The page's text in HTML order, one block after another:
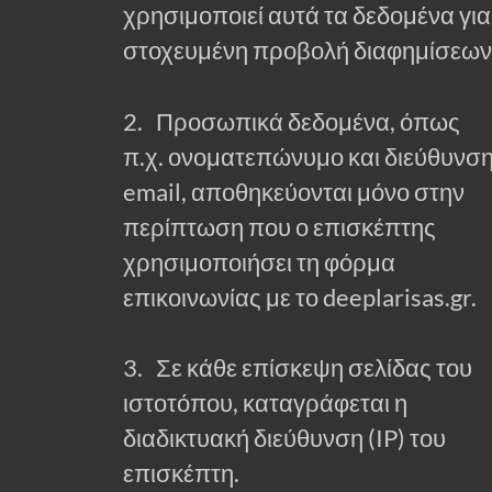
χρησιμοποιεί αυτά τα δεδομένα για
στοχευμένη προβολή
2. Προσωπικά δεδομένα, όπως
π.χ. ονοματεπώνυμο και
email, αποθηκεύονται μόνο στην
περίπτωση που ο επισκέπτης
χρησιμοποιήσει τη φόρμα
επικοινωνίας με το deeplarisas.gr.
3. Σε κάθε επίσκεψη σελίδας του
ιστοτόπου, καταγράφεται η
διαδικτυακή διεύθυνση (IP) του
επισκέπτη.